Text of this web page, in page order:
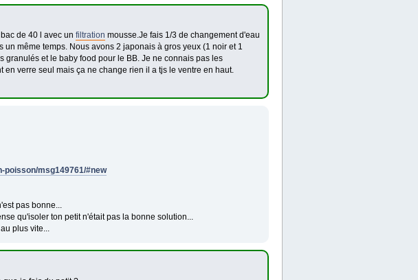
de 40 l avec un filtration mousse.Je fais 1/3 de changement d'eau
un même temps. Nous avons 2 japonais à gros yeux (1 noir et 1
granulés et le baby food pour le BB. Je ne connais pas les
verre seul mais ça ne change rien il a tjs le ventre en haut.
poisson/msg149761/#new
pas bonne...
qu'isoler ton petit n'était pas la bonne solution...
plus vite...